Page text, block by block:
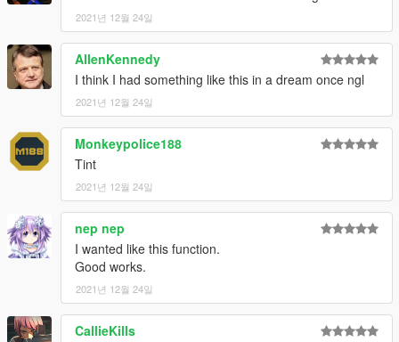
2021년 12월 24일
AllenKennedy
I think I had something like this in a dream once ngl
2021년 12월 24일
Monkeypolice188
Tint
2021년 12월 24일
nep nep
I wanted like this function.
Good works.
2021년 12월 24일
CallieKills